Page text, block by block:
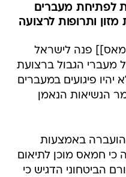
לפתיחת מעברים
ותרופות לרצועה
פנה לישראל
הגבול ברצועת
פיגועים במעברים
הנשיאות הנאמן
הועברה באמצעות
כי חמאס מוכן לתיאום
הביטחוני הדגיש כי